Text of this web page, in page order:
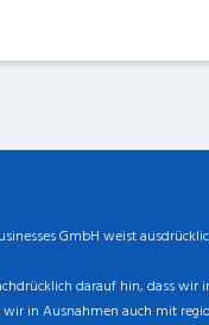
GmbH weist
darauf hin, dass
in Ausnahmen auch mit